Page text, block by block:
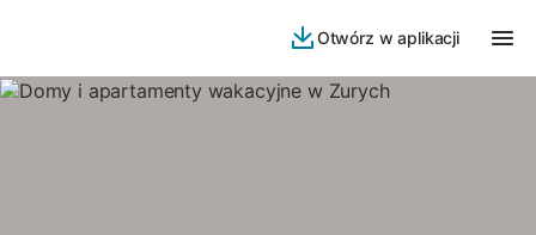
Otwórz w aplikacji